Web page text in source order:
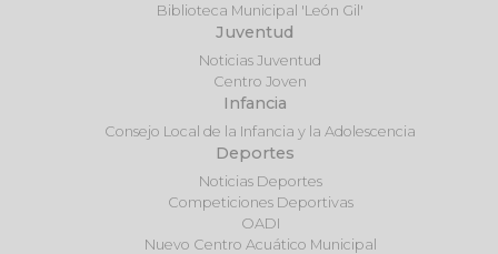
Biblioteca Municipal 'León Gil'
Juventud
Noticias Juventud
Centro Joven
Infancia
Consejo Local de la Infancia y la Adolescencia
Deportes
Noticias Deportes
Competiciones Deportivas
OADI
Nuevo Centro Acuático Municipal